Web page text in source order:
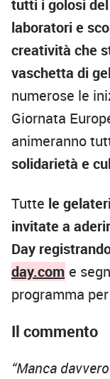
tutti i golosi
laboratori e
creatività che
vaschetta di
numerose le
Giornata
animeranno
solidarietà e
Tutte le
invitate a
Day
day.com e
programma
Il commento
“Manca